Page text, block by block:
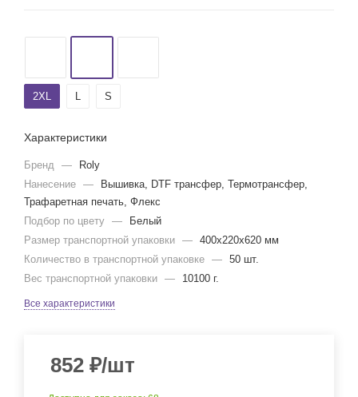
2XL L S
Характеристики
Бренд —
Roly
Нанесение —
Вышивка, DTF трансфер, Термотрансфер,
Трафаретная печать, Флекс
Подбор по цвету —
Белый
Размер транспортной упаковки — 400x220x620 мм
Количество в транспортной упаковке — 50 шт.
Вес транспортной упаковки — 10100 г.
Все характеристики
852 ₽/шт